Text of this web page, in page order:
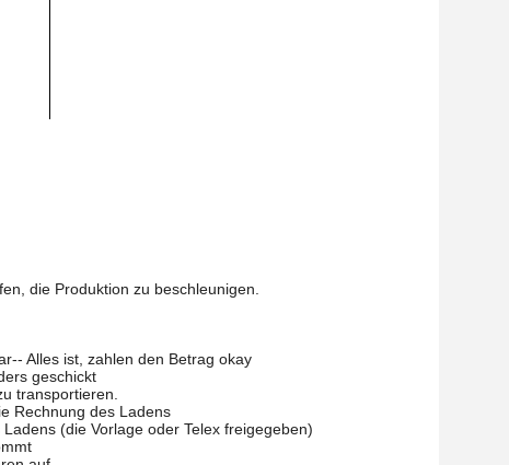
die Produktion zu beschleunigen.
Alles ist, zahlen den Betrag okay
geschickt
transportieren.
Rechnung des Ladens
(die Vorlage oder Telex freigegeben)